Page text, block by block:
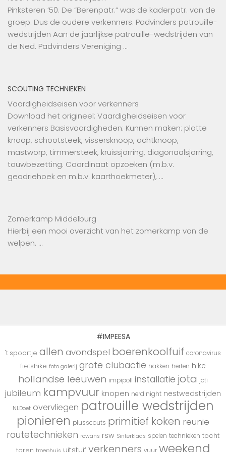
Pinksteren ’50. De “Berenpatr.” was de kaderpatr. van de
groep. Dus de oudere verkenners. Padvinders patrouille-
wedstrijden Aan de jaarlijkse patrouille-wedstrijden van
de Ned. Padvinders Vereniging …
SCOUTING TECHNIEKEN
Vaardigheidseisen voor verkenners
Download het origineel: Vaardigheidseisen voor
verkenners Basisvaardigheden: Kunnen maken: platte
knoop, schootsteek, vissersknoop, achtknoop,
mastworp, timmersteek, kruissjorring, diagonaalsjorring,
touwbezetting. Coordinaat opzoeken (m.b.v.
geodriehoek en m.b.v. kaarthoekmeter), …
Zomerkamp Middelburg
Hierbij een mooi overzicht van het zomerkamp van de
welpen. …
#IMPEESA
't spoortje allen avondspel boerenkoolfuif coronavirus
fietshike foto galerij grote clubactie hakken herten hike
hollandse leeuwen impipoll installatie jota joti
jubileum kampvuur knopen nerd night nestwedstrijden
NLDoet overvliegen patrouille wedstrijden
pionieren plusscouts primitief koken reunie
routetechnieken rowans rsw Sinterklaas spelen technieken tocht
toren verkenners weekend